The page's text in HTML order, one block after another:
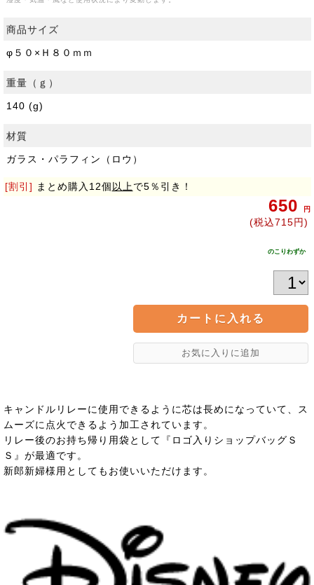
商品サイズ
φ５０×Ｈ８０ｍｍ
重量（ｇ）
140 (g)
材質
ガラス・パラフィン（ロウ）
[割引] まとめ購入12個 以上で5％引き！
650 円
(税込715円)
のこりわずか
キャンドルリレーに使用できるように芯は長めになっていて、ス
ムーズに点火できるよう加工されています。
リレー後のお持ち帰り用袋として『ロゴ入りショップバッグＳ
Ｓ』が最適です。
新郎新婦様用としてもお使いいただけます。